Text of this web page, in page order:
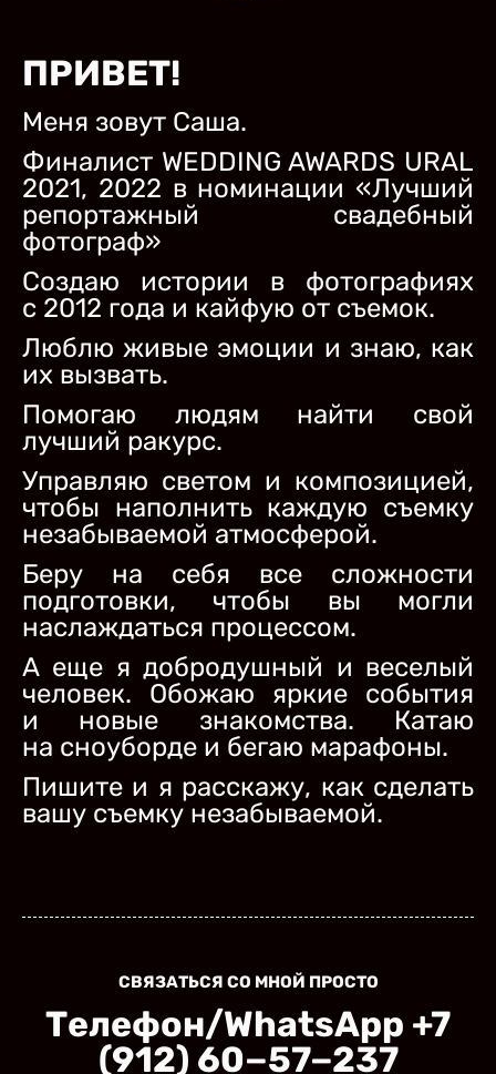
ПРИВЕТ!
Меня зовут Саша.
Финалист WEDDING AWARDS URAL
2021, 2022 в номинации «Лучший
репортажный свадебный
фотограф»
Создаю истории в фотографиях
с 2012 года и кайфую от съемок.
Люблю живые эмоции и знаю, как
их вызвать.
Помогаю людям найти свой
лучший ракурс.
Управляю светом и композицией,
чтобы наполнить каждую съемку
незабываемой атмосферой.
Беру на себя все сложности
подготовки, чтобы вы могли
наслаждаться процессом.
А еще я добродушный и веселый
человек. Обожаю яркие события
и новые знакомства. Катаю
на сноуборде и бегаю марафоны.
Пишите и я расскажу, как сделать
вашу съемку незабываемой.
СВЯЗАТЬСЯ СО МНОЙ ПРОСТО
Телефон/WhatsApp +7
(912) 60−57−237